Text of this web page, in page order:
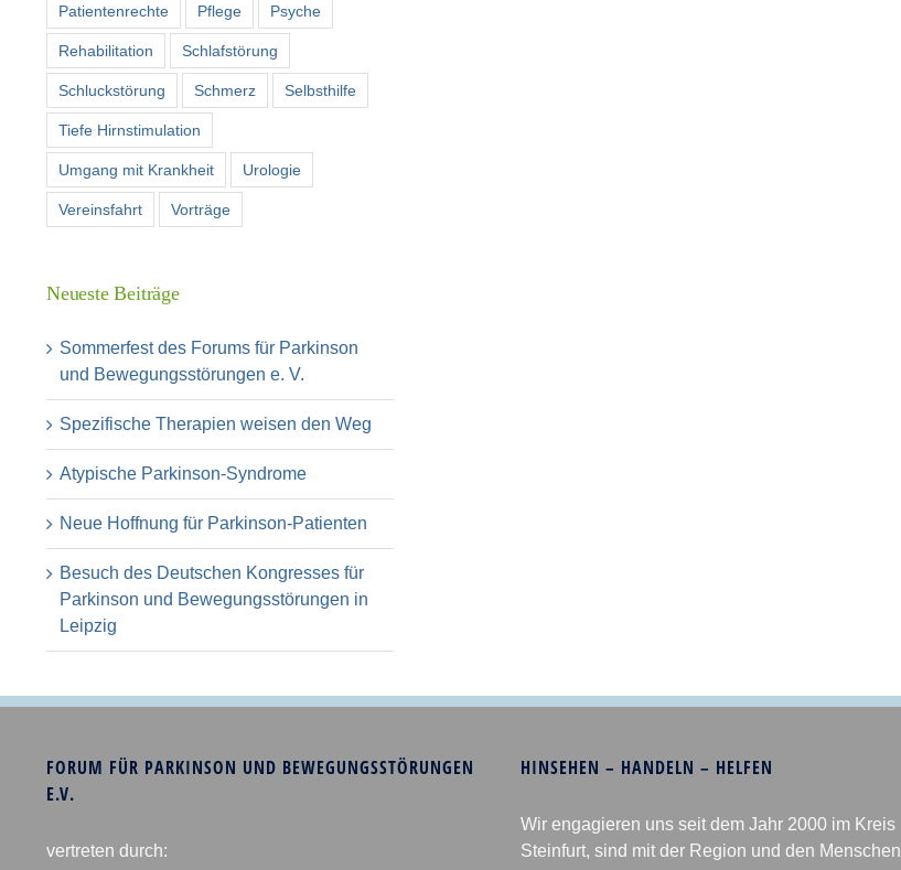
Patientenrechte Pflege Psyche
Rehabilitation Schlafstörung
Schluckstörung Schmerz Selbsthilfe
Tiefe Hirnstimulation
Umgang mit Krankheit Urologie
Vereinsfahrt Vorträge
Neueste Beiträge
Sommerfest des Forums für Parkinson
und Bewegungsstörungen e. V.
Spezifische Therapien weisen den Weg
Atypische Parkinson-Syndrome
Neue Hoffnung für Parkinson-Patienten
Besuch des Deutschen Kongresses für
Parkinson und Bewegungsstörungen in
Leipzig
FORUM FÜR PARKINSON UND BEWEGUNGSSTÖRUNGEN
E.V.
vertreten durch:
HINSEHEN – HANDELN – HELFEN
Wir engagieren uns seit dem Jahr 2000 im Kreis
Steinfurt, sind mit der Region und den Menschen